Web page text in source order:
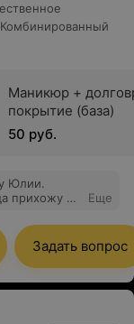
Комбинированный
Маникюр +
покрытие (база)
50 руб.
Юлии.
прихожу к
сумела
Еще
Задать вопрос